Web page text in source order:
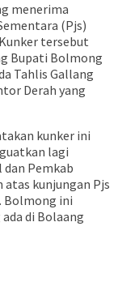
menerima
(Pjs)
tersebut
Bupati Bolmong
Tahlis Gallang
Derah yang
kunker ini
lagi
Pemkab
atas kunjungan Pjs
Bolmong ini
di Bolaang